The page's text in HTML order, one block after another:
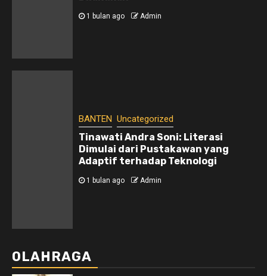
1 bulan ago Admin
BANTEN Uncategorized
Tinawati Andra Soni: Literasi
Dimulai dari Pustakawan yang
Adaptif terhadap Teknologi
1 bulan ago Admin
OLAHRAGA